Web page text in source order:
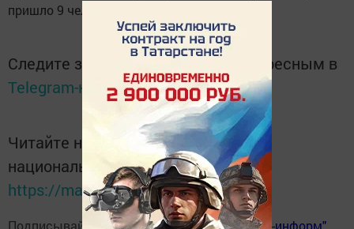
пришло 9 человек.
Следите за самым важным и интересным в
Telegram-каналеТатмедиа
Читайте новости Татарстана в
национальном мессенджере MАХ:
https://max.ru/tatmedia
Подписывайтесь нателеграм-канал "Бавлы-информ"